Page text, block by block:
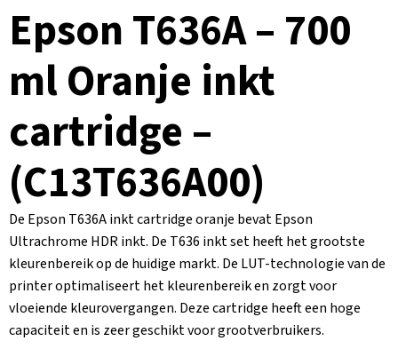
Epson T636A – 700
ml Oranje inkt
cartridge –
(C13T636A00)
De Epson T636A inkt cartridge oranje bevat Epson
Ultrachrome HDR inkt. De T636 inkt set heeft het grootste
kleurenbereik op de huidige markt. De LUT-technologie van de
printer optimaliseert het kleurenbereik en zorgt voor
vloeiende kleurovergangen. Deze cartridge heeft een hoge
capaciteit en is zeer geschikt voor grootverbruikers.